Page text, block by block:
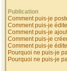
Publication
Comment puis-je
Comment puis-je
Comment puis-je
Comment puis-je
Comment puis-je
Pourquoi ne puis-je
Pourquoi ne puis-je